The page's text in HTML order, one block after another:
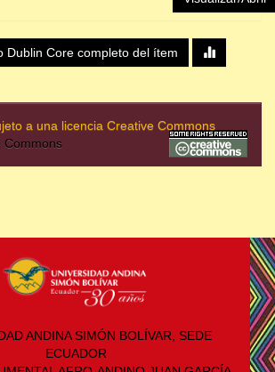
Dublin Core completo del ítem
a una licencia Creative Commons
Commons
ANDINA SIMÓN BOLÍVAR, SEDE
ECUADOR